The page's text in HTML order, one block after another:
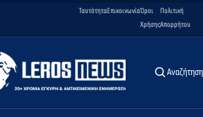
ΤαυτότηταΕπικοινωνίαΌροι
Χρήσης
Πολιτική
Απορρήτου
Αναζήτηση